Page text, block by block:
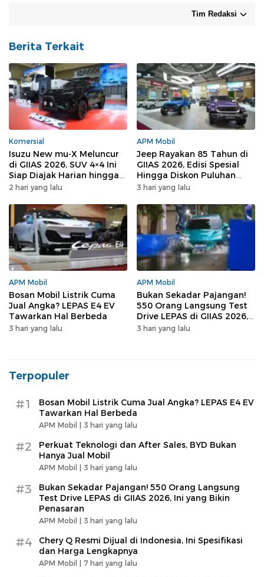
Tim Redaksi
Berita Terkait
Komersial
Isuzu New mu-X Meluncur
di GIIAS 2026, SUV 4×4 Ini
Siap Diajak Harian hingga
Off-road
2 hari yang lalu
APM Mobil
Jeep Rayakan 85 Tahun di
GIIAS 2026, Edisi Spesial
Hingga Diskon Puluhan
Juta
3 hari yang lalu
APM Mobil
Bosan Mobil Listrik Cuma
Jual Angka? LEPAS E4 EV
Tawarkan Hal Berbeda
3 hari yang lalu
APM Mobil
Bukan Sekadar Pajangan!
550 Orang Langsung Test
Drive LEPAS di GIIAS 2026,
Ini yang Bikin Penasaran
3 hari yang lalu
Terpopuler
#1
Bosan Mobil Listrik Cuma Jual Angka? LEPAS E4 EV
Tawarkan Hal Berbeda
APM Mobil | 3 hari yang lalu
#2
Perkuat Teknologi dan After Sales, BYD Bukan
Hanya Jual Mobil
APM Mobil | 3 hari yang lalu
#3
Bukan Sekadar Pajangan! 550 Orang Langsung
Test Drive LEPAS di GIIAS 2026, Ini yang Bikin
Penasaran
APM Mobil | 3 hari yang lalu
#4
Chery Q Resmi Dijual di Indonesia, Ini Spesifikasi
dan Harga Lengkapnya
APM Mobil | 7 hari yang lalu